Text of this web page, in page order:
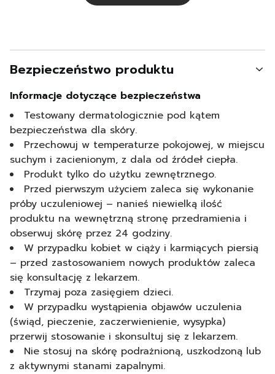
Bezpieczeństwo produktu
Informacje dotyczące bezpieczeństwa
Testowany dermatologicznie pod kątem
bezpieczeństwa dla skóry.
Przechowuj w temperaturze pokojowej, w miejscu
suchym i zacienionym, z dala od źródeł ciepła.
Produkt tylko do użytku zewnętrznego.
Przed pierwszym użyciem zaleca się wykonanie
próby uczuleniowej – nanieś niewielką ilość
produktu na wewnętrzną stronę przedramienia i
obserwuj skórę przez 24 godziny.
W przypadku kobiet w ciąży i karmiących piersią
– przed zastosowaniem nowych produktów zaleca
się konsultację z lekarzem.
Trzymaj poza zasięgiem dzieci.
W przypadku wystąpienia objawów uczulenia
(świąd, pieczenie, zaczerwienienie, wysypka)
przerwij stosowanie i skonsultuj się z lekarzem.
Nie stosuj na skórę podrażnioną, uszkodzoną lub
z aktywnymi stanami zapalnymi.